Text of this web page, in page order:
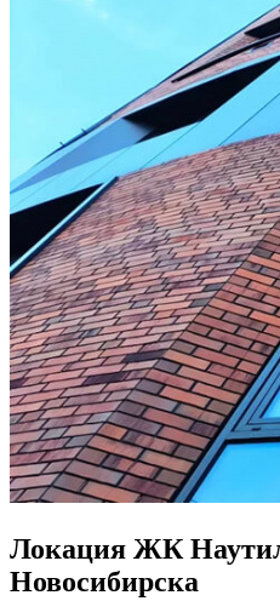
Локация ЖК
Новосибирска